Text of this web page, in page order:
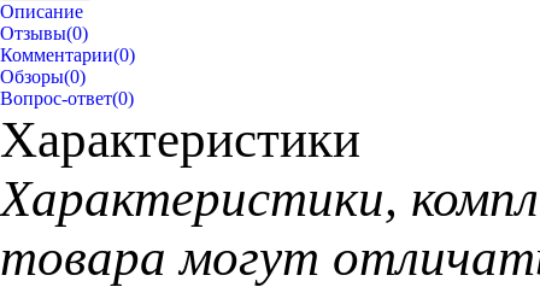
Описание
Отзывы(0)
Комментарии(0)
Обзоры(0)
Вопрос-ответ(0)
Характеристики
Характеристики,
товара могут